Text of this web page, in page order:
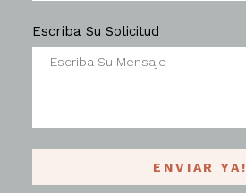
Escriba Su Solicitud
ENVIAR YA!